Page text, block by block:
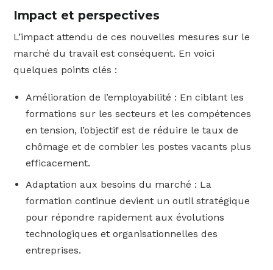
Impact et perspectives
L’impact attendu de ces nouvelles mesures sur le
marché du travail est conséquent. En voici
quelques points clés :
Amélioration de l’employabilité : En ciblant les
formations sur les secteurs et les compétences
en tension, l’objectif est de réduire le taux de
chômage et de combler les postes vacants plus
efficacement.
Adaptation aux besoins du marché : La
formation continue devient un outil stratégique
pour répondre rapidement aux évolutions
technologiques et organisationnelles des
entreprises.